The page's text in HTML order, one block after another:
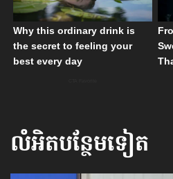
លំអិតបន្ថែមទៀត